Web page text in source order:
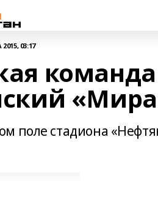
03:17
поле стадиона